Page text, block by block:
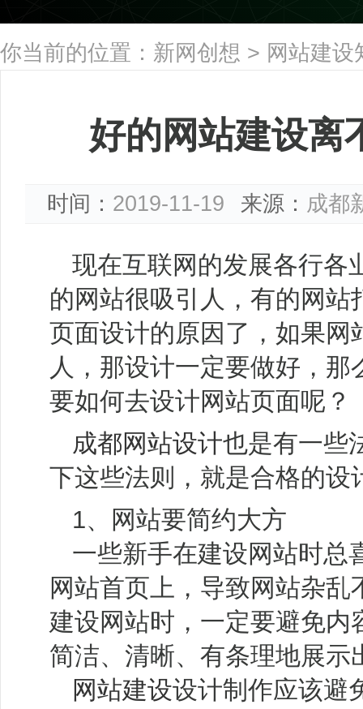
你当前的位置： 新网创想 > 网站建设
好的网站建设离
时间： 2019-11-19 来源： 成都
现在互联网的发展各行各
的网站很吸引人，有的网
页面设计的原因了，如果网
人，那设计一定要做好，那
要如何去设计网站页面呢？
成都网站设计也是有一些
下这些法则，就是合格的设
1、网站要简约大方
一些新手在建设网站时总
网站首页上，导致网站杂
建设网站时，一定要避免
简洁、清晰、有条理地展示
网站建设设计制作应该避